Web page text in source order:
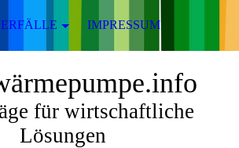
für wirtschaftliche
Lösungen
IMPRESSUM